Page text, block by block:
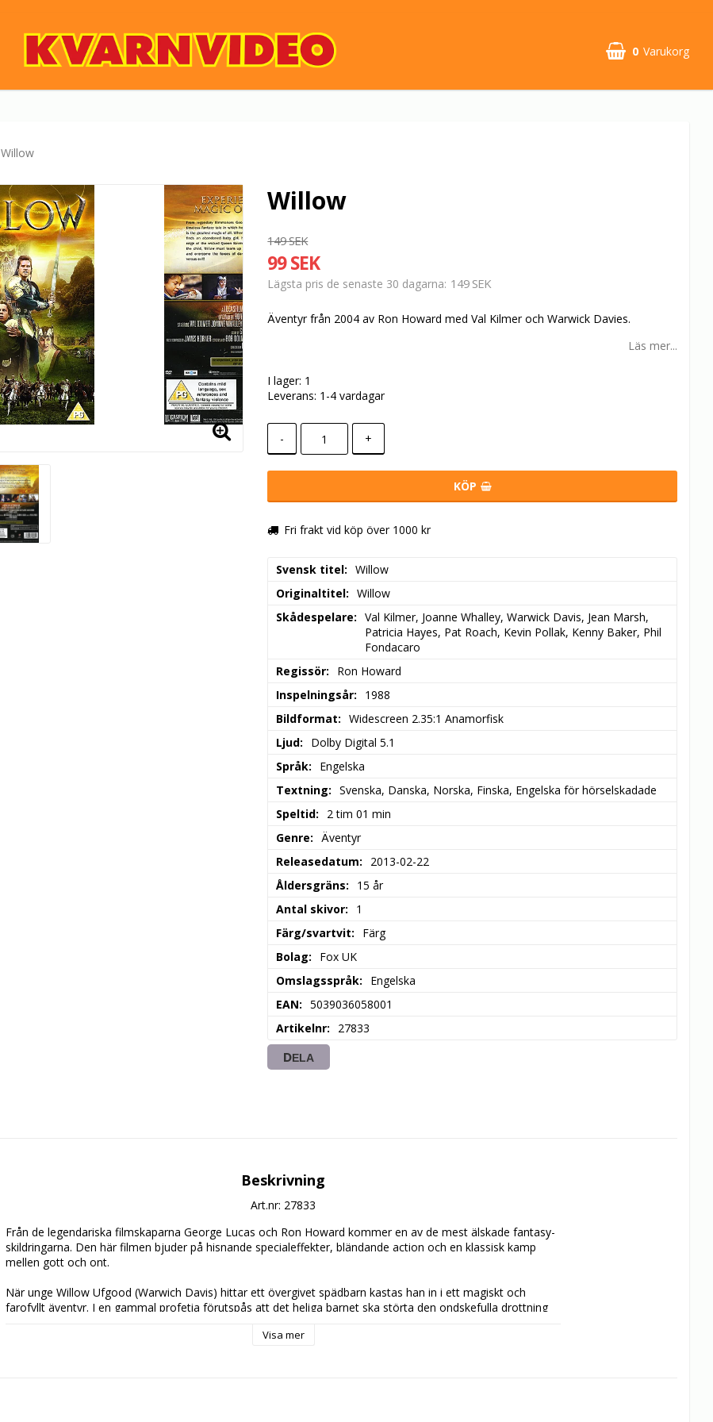
0 Varukorg
Willow
Willow
149 SEK
99 SEK
Lägsta pris de senaste 30 dagarna 149 SEK
Äventyr från 2004 av Ron Howard med Val Kilmer och Warwick Davies.
Läs mer...
I lager: 1
Leverans: 1-4 vardagar
- +
KÖP
Fri frakt vid köp över 1000 kr
Svensk titel
Willow
Originaltitel
Willow
Skådespelare
Val Kilmer, Joanne Whalley, Warwick Davis, Jean Marsh,
Patricia Hayes, Pat Roach, Kevin Pollak, Kenny Baker, Phil
Fondacaro
Regissör
Ron Howard
Inspelningsår
1988
Bildformat
Widescreen 2.35:1 Anamorfisk
Ljud
Dolby Digital 5.1
Språk
Engelska
Textning
Svenska, Danska, Norska, Finska, Engelska för hörselskadade
Speltid
2 tim 01 min
Genre
Äventyr
Releasedatum
2013-02-22
Åldersgräns
15 år
Antal skivor
1
Färg/svartvit
Färg
Bolag
Fox UK
Omslagsspråk
Engelska
EAN
5039036058001
Artikelnr
27833
DELA
Beskrivning
Art.nr: 27833
Från de legendariska filmskaparna George Lucas och Ron Howard kommer en av de mest älskade fantasy-
skildringarna. Den här filmen bjuder på hisnande specialeffekter, bländande action och en klassisk kamp
mellen gott och ont.
När unge Willow Ufgood (Warwich Davis) hittar ett övergivet spädbarn kastas han in i ett magiskt och
farofyllt äventyr. I en gammal profetia förutspås att det heliga barnet ska störta den ondskefulla drottning
mörka krafter som hotar att krossa alla som står i drottningens väg!
Visa mer